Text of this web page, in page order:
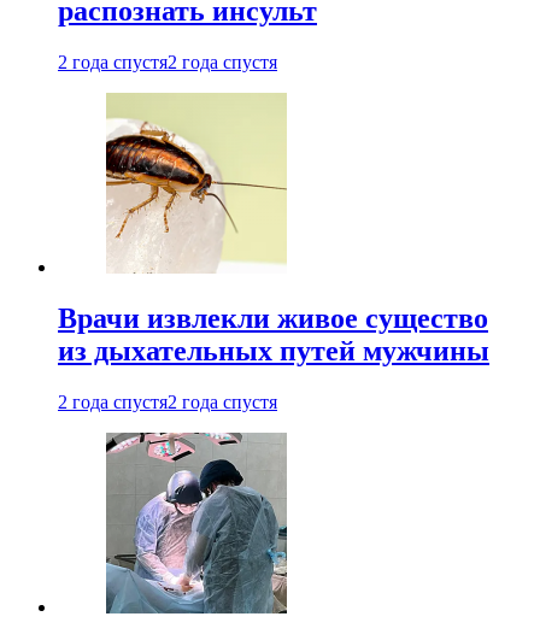
распознать инсульт
2 года спустя2 года спустя
Врачи извлекли живое существо
из дыхательных путей мужчины
2 года спустя2 года спустя